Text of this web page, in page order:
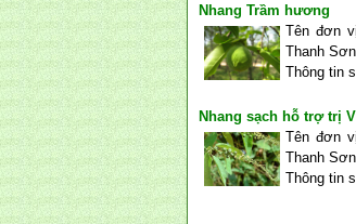
Nhang Trầm hương
Tên đơn
Thanh
Thông tin
Nhang sạch hỗ trợ trị
Tên đơn
Thanh
Thông tin